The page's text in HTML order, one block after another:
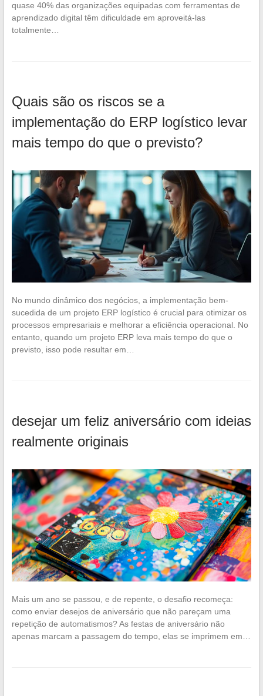
quase 40% das organizações equipadas com ferramentas de
aprendizado digital têm dificuldade em aproveitá-las
totalmente…
Quais são os riscos se a
implementação do ERP logístico levar
mais tempo do que o previsto?
No mundo dinâmico dos negócios, a implementação bem-
sucedida de um projeto ERP logístico é crucial para otimizar os
processos empresariais e melhorar a eficiência operacional. No
entanto, quando um projeto ERP leva mais tempo do que o
previsto, isso pode resultar em…
desejar um feliz aniversário com ideias
realmente originais
Mais um ano se passou, e de repente, o desafio recomeça:
como enviar desejos de aniversário que não pareçam uma
repetição de automatismos? As festas de aniversário não
apenas marcam a passagem do tempo, elas se imprimem em…